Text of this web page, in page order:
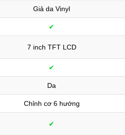
Giả da Vinyl
✔︎
7 inch TFT LCD
✔︎
Da
Chỉnh cơ 6 hướng
✔︎